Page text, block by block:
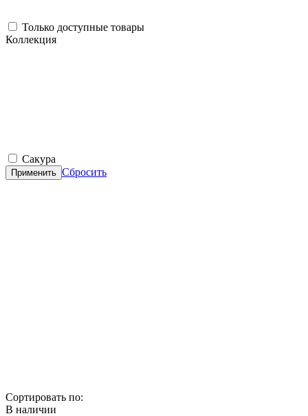
Только доступные товары
Коллекция
Сакура
Применить Сбросить
Сортировать по:
В наличии